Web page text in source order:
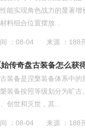
能实现角色战力的显著
料组合位置摆放...
：08-04 来源 ：188
始传奇盘古装备怎么获
装备是涅槃装备体系中的
装备按照等级划分为旷
创世和灭世，其...
：08-04 来源 ：188